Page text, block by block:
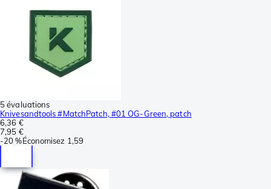
5 évaluations
Knivesandtools #MatchPatch, #01 OG-Green, patch
6,36 €
7,95 €
-20 %Économisez 1,59